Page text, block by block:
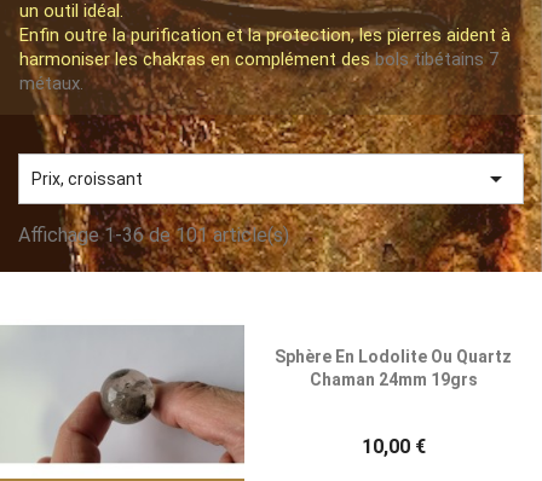
un outil idéal.
Enfin outre la purification et la protection, les pierres aident à
harmoniser les chakras en complément desbols tibétains 7
métaux.
Prix, croissant 
Affichage 1-36 de 101 article(s)
Sphère En Lodolite Ou Quartz
Chaman 24mm 19grs
10,00 €